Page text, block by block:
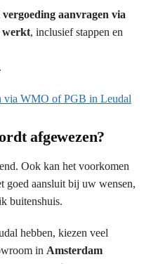
vergoeding aanvragen via
werkt, inclusief stappen en
via WMO of PGB in Leudal
afgewezen?
Ook kan het voorkomen
goed aansluit bij uw wensen,
buitenshuis.
hebben, kiezen veel
in Amsterdam